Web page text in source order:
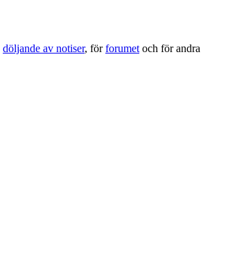
döljande av notiser, förforumet och för andra